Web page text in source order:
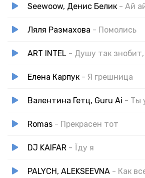
Seewoow, Денис Белик - Ай
Ляля Размахова - Помолись
ART INTEL - Душу так знобит,
Елена Карпук - Я грешница
Валентина Гетц, Guru Ai - Ты
Romas - Прекрасен тот
DJ KAIFAR - Їду я
PALYCH, ALEKSEEVNA - Как